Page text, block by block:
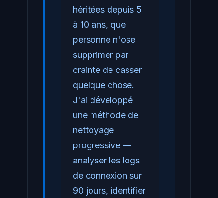
héritées depuis 5
à 10 ans, que
personne n'ose
supprimer par
crainte de casser
quelque chose.
J'ai développé
une méthode de
nettoyage
progressive —
analyser les logs
de connexion sur
90 jours, identifier